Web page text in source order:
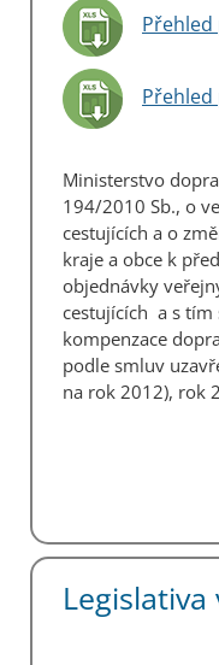
Přehled
Přehled
Ministerstvo
194/2010 Sb., o
cestujících a o
kraje a obce k
objednávky
cestujících a s tím
kompenzace
podle smluv
na rok 2012), rok